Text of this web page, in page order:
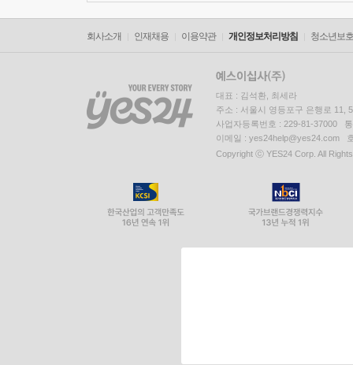
회사소개 인재채용 이용약관 개인정보처리방침 청소년보
대표 : 김석환, 최세라
주소 : 서울시 영등포구 은행로 11,
사업자등록번호 : 229-81-37000
이메일 : yes24help@yes24.com
Copyright ⓒ YES24 Corp. All